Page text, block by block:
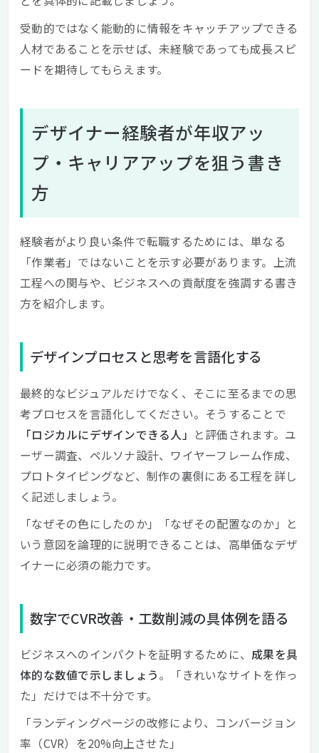
受動的ではなく能動的に情報をキャッチアップできる
人材であることを示せば、未経験であっても成長スピ
ードを期待してもらえます。
デザイナー経験者が年収アッ
プ・キャリアアップを狙う書き
方
経験者がより良い条件で転職するためには、単なる
「作業者」ではないことを示す必要があります。上流
工程への関与や、ビジネスへの貢献度を強調する書き
方を紹介します。
デザインプロセスと思考を言語化する
最終的なビジュアルだけでなく、そこに至るまでの思
考プロセスを言語化してください。そうすることで
「ロジカルにデザインできる人」 と評価されます。ユ
ーザー調査、ペルソナ設計、ワイヤーフレーム作成、
プロトタイピングなど、制作の裏側にある工程を詳し
く記述しましょう。
「なぜその色にしたのか」「なぜその配置なのか」と
いう意図を論理的に説明できることは、高単価なデザ
イナーに必須の能力です。
数字でCVR改善・工数削減の具体例を語る
ビジネスへのインパクトを証明するために、 成果を具
体的な数値で示しましょう。「きれいなサイトを作っ
た」だけでは不十分です。
「ランディングページの改修により、コンバージョン
率（CVR）を20%向上させた」